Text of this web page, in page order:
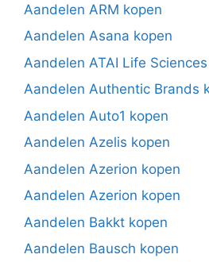
Aandelen ARM kopen
Aandelen Asana kopen
Aandelen ATAI Life
Aandelen Authentic Brands
Aandelen Auto1 kopen
Aandelen Azelis kopen
Aandelen Azerion kopen
Aandelen Azerion kopen
Aandelen Bakkt kopen
Aandelen Bausch kopen